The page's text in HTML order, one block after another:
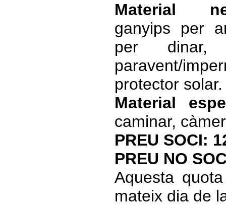
Material
ganyips per
per dinar,
paravent/
protector solar.
Material
caminar,
PREU SOCI:
PREU NO
Aquesta
mateix dia de